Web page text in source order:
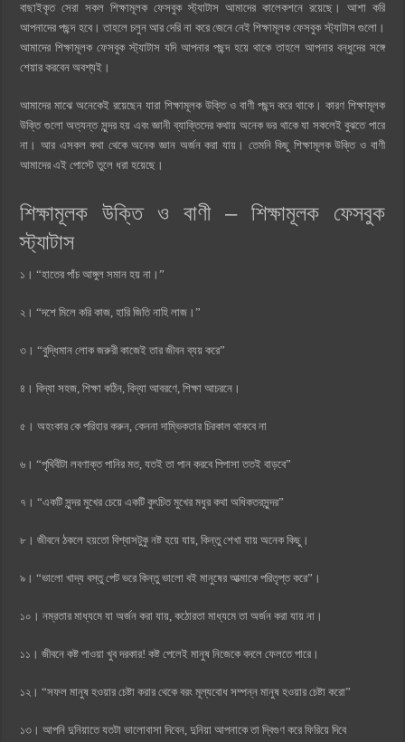
বাছাইকৃত সেরা সকল শিক্ষামূলক ফেসবুক স্ট্যাটাস আমাদের কালেকশনে রয়েছে। আশা করি
আপনাদের পছন্দ হবে। তাহলে চলুন আর দেরি না করে জেনে নেই শিক্ষামূলক ফেসবুক স্ট্যাটাস গুলো।
আমাদের শিক্ষামূলক ফেসবুক স্ট্যাটাস যদি আপনার পছন্দ হয়ে থাকে তাহলে আপনার বন্ধুদের সঙ্গে
শেয়ার করবেন অবশ্যই।
আমাদের মাঝে অনেকেই রয়েছেন যারা শিক্ষামূলক উক্তি ও বাণী পছন্দ করে থাকে। কারণ শিক্ষামূলক
উক্তি গুলো অত্যন্ত সুন্দর হয় এবং জ্ঞানী ব্যাক্তিদের কথায় অনেক ভর থাকে যা সকলেই বুঝতে পারে
না। আর এসকল কথা থেকে অনেক জ্ঞান অর্জন করা যায়। তেমনি কিছু শিক্ষামূলক উক্তি ও বাণী
আমাদের এই পোস্টে তুলে ধরা হয়েছে।
শিক্ষামূলক উক্তি ও বাণী – শিক্ষামূলক ফেসবুক
স্ট্যাটাস
১। “হাতের পাঁচ আঙ্গুল সমান হয় না।”
২। “দশে মিলে করি কাজ, হারি জিতি নাহি লাজ।”
৩। “বুদ্ধিমান লোক জরুরী কাজেই তার জীবন ব্যয় করে”
৪। বিদ্যা সহজ, শিক্ষা কঠিন, বিদ্যা আবরণে, শিক্ষা আচরনে।
৫। অহংকার কে পরিহার করুন, কেননা দাম্ভিকতার চিরকাল থাকবে না
৬। “পৃথিবীটা লবণাক্ত পানির মত, যতই তা পান করবে পিপাসা ততই বাড়বে”
৭। “একটি সুন্দর মুখের চেয়ে একটি কুৎচিত মুখের মধুর কথা অধিকতরসুন্দর”
৮। জীবনে ঠকলে হয়তো বিশ্বাসটুকু নষ্ট হয়ে যায়, কিন্তু শেখা যায় অনেক কিছু।
৯। “ভালো খাদ্য বস্তু পেট ভরে কিন্তু ভালো বই মানুষের আত্মাকে পরিতৃপ্ত করে”।
১০। নম্রতার মাধ্যমে যা অর্জন করা যায়, কঠোরতা মাধ্যমে তা অর্জন করা যায় না।
১১। জীবনে কষ্ট পাওয়া খুব দরকার! কষ্ট পেলেই মানুষ নিজেকে বদলে ফেলতে পারে।
১২। “সফল মানুষ হওয়ার চেষ্টা করার থেকে বরং মূল্যবোধ সম্পন্ন মানুষ হওয়ার চেষ্টা করো”
১৩। আপনি দুনিয়াতে যতটা ভালোবাসা দিবেন, দুনিয়া আপনাকে তা দ্বিগুণ করে ফিরিয়ে দিবে